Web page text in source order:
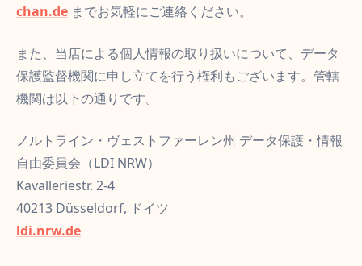
chan.de までお気軽にご連絡ください。
また、当店による個人情報の取り扱いについて、データ
保護監督機関に申し立てを行う権利もございます。管轄
機関は以下の通りです。
ノルトライン・ヴェストファーレン州 データ保護・情報
自由委員会（LDI NRW）
Kavalleriestr. 2-4
40213 Düsseldorf, ドイツ
ldi.nrw.de